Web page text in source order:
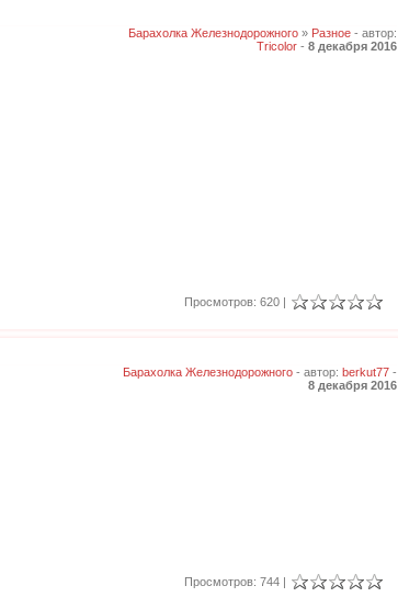
Барахолка Железнодорожного » Разное - автор:
Tricolor - 8 декабря 2016
Просмотров: 620 |
Барахолка Железнодорожного - автор: berkut77 -
8 декабря 2016
Просмотров: 744 |